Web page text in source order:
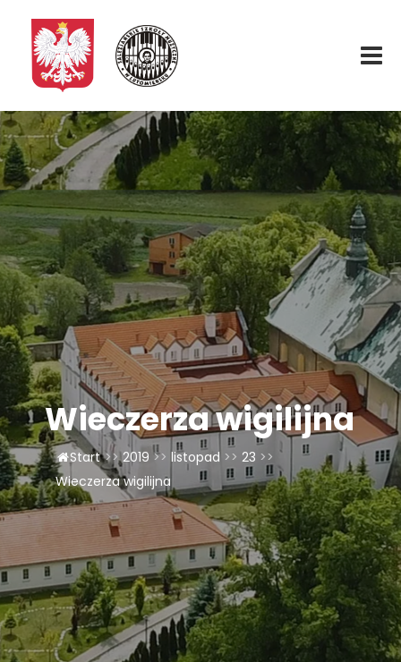
Start
O nas
Aktualności
Rekrutacja
Fundacja
Konkurs organowy
LAOM
Klasztor
1,5%
Kontakt
Wieczerza wigilijna
Start >> 2019 >> listopad >> 23 >>
Wieczerza wigilijna